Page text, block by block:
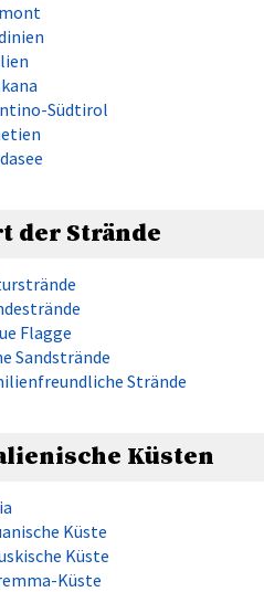
Südtirol
der Strände
Flagge
Sandstrände
Strände
Küsten
Küste
Küste
Küste